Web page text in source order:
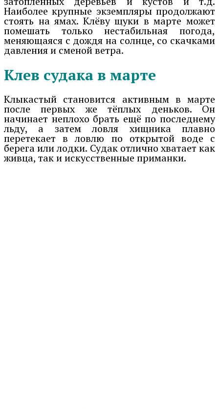
Наиболее крупные экземпляры продолжают
стоять на ямах. Клёву щуки в марте может
помешать только нестабильная погода,
меняющаяся с дождя на солнце, со скачками
давления и сменой ветра.
Клев судака в марте
Клыкастый становится активным в марте
после первых же тёплых деньков. Он
начинает неплохо брать ещё по последнему
льду, а затем ловля хищника плавно
перетекает в ловлю по открытой воде с
берега или лодки. Судак отлично хватает как
живца, так и искусственные приманки.